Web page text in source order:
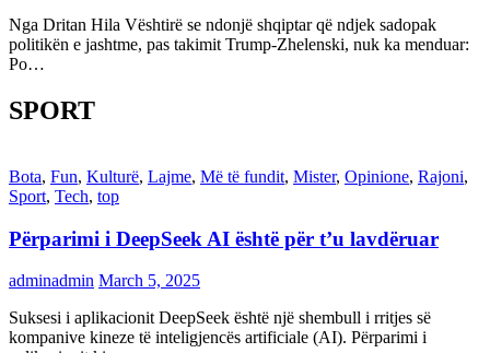
Nga Dritan Hila Vështirë se ndonjë shqiptar që ndjek sadopak
politikën e jashtme, pas takimit Trump-Zhelenski, nuk ka menduar:
Po…
SPORT
Bota, Fun, Kulturë, Lajme, Më të fundit, Mister, Opinione, Rajoni,
Sport, Tech, top
Përparimi i DeepSeek AI është për t’u lavdëruar
adminadmin March 5, 2025
Suksesi i aplikacionit DeepSeek është një shembull i rritjes së
kompanive kineze të inteligjencës artificiale (AI). Përparimi i